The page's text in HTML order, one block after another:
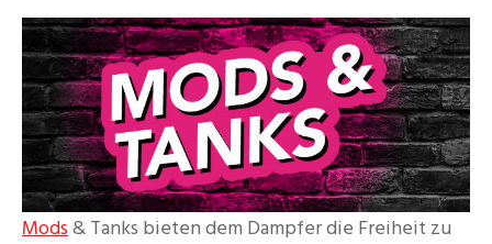
Mods& Tanks bieten dem Dampfer die Freiheit zu